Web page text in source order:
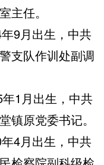
主任。
9月出生，中共
支队作训处副调
年1月出生，中共
镇原党委书记。
4月出生，中共